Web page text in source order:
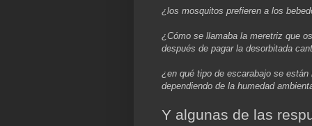
¿los mosquitos prefieren a los
¿Cómo se llamaba la meretriz que
después de pagar la desorbitada
¿en qué tipo de escarabajo se
dependiendo de la humedad
Y algunas de las